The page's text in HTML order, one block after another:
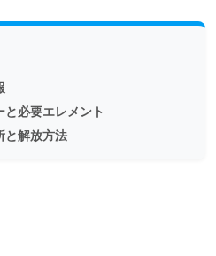
必要エレメント
と解放方法